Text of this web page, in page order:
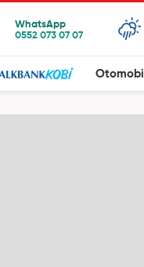
Otomobil